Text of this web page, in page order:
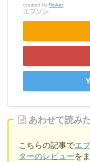
created by Rinker
エプソン
あわせて読み
こちらの記事でエ
ターのレビューを